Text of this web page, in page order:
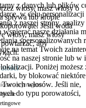
włosy, masz włosy o
spływa lub krople
Jeśli woda
włosy, masz włosy
aby
włosów. Jeśli nie,
do typu porowatości,
z danych lub plików
w celu
z naszej strony,
wspierać nasze działania
spersonalizowanych
na temat Twoich
na naszej stronie lub
Poniżej możesz
by blokować
- wymagane